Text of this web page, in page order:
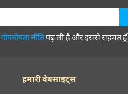
गोपनीयता नीतिपढ़ ली है और इससे सहमत हूँ
हमारी वेबसाइट्स